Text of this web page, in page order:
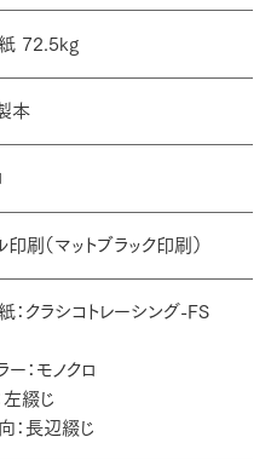
72.5kg
本
印刷（マットブラック印刷）
：クラシコトレーシング-FS
ー：モノクロ
左綴じ
：長辺綴じ